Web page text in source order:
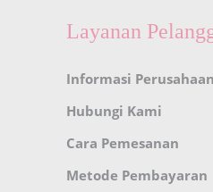
Layanan
Informasi Perusahaan
Hubungi Kami
Cara Pemesanan
Metode Pembayaran